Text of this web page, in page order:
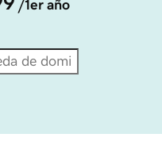
/1er año